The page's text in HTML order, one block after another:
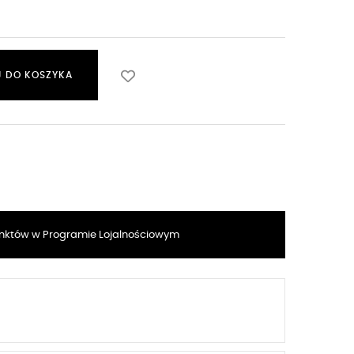
DO KOSZYKA
w Programie Lojalnościowym